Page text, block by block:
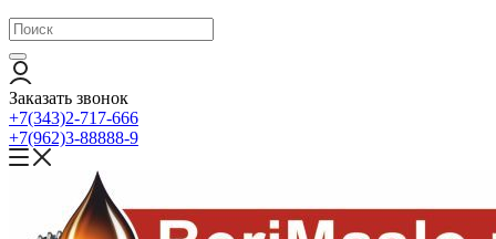
Заказать звонок
+7(343)2-717-666
+7(962)3-88888-9